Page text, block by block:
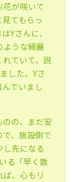
が咲いて
てもらっ
Yさんに、
ような綺麗
ていて、説
した。Yさ
でいまし
の、まだ安
、施設側で
し先になる
る「早く散
、心もリ